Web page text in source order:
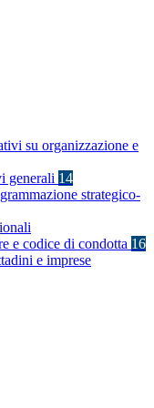
su organizzazione e
generali 14
strategico-
e codice di condotta 16
e imprese